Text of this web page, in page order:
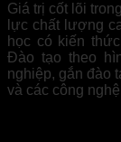
Giá trị cốt lõi
lực chất lượng
học có kiến
Đào tạo theo
nghiệp, gắn đào
và các công